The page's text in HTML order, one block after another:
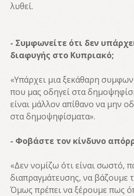
λυθεί.
- Συμφωνείτε ότι δεν
διαφυγής στο Κυπριακό;
«Υπάρχει μια ξεκάθαρη
που μας οδηγεί στα
είναι μάλλον απίθανο να μην
στα δημοψηφίσματα».
- Φοβάστε τον κίνδυνο
«Δεν νομίζω ότι είναι σωστό,
διαπραγμάτευσης, να βάζουμε
Όμως πρέπει να ξέρουμε πως